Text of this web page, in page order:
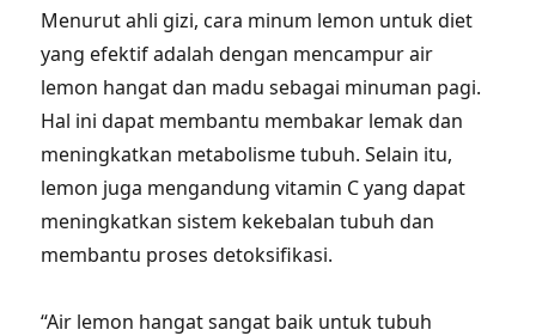
Menurut ahli gizi, cara minum lemon untuk diet
yang efektif adalah dengan mencampur air
lemon hangat dan madu sebagai minuman pagi.
Hal ini dapat membantu membakar lemak dan
meningkatkan metabolisme tubuh. Selain itu,
lemon juga mengandung vitamin C yang dapat
meningkatkan sistem kekebalan tubuh dan
membantu proses detoksifikasi.
“Air lemon hangat sangat baik untuk tubuh